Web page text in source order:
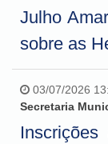
Julho
sobre as
03/07/2026
Secretaria